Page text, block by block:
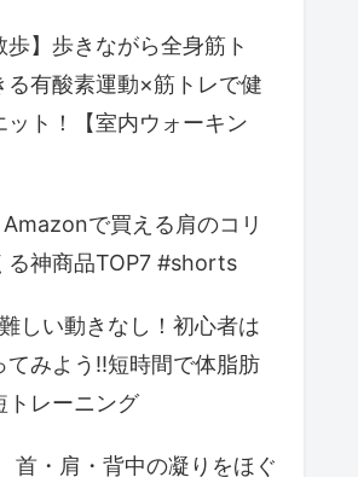
歩】歩きながら全身筋ト
る有酸素運動×筋トレで健
ット！【室内ウォーキン
Amazonで買える肩のコリ
る神商品TOP7 #shorts
しい動きなし！初心者は
てみよう!!短時間で体脂肪
トレーニング
首・肩・背中の凝りをほぐ